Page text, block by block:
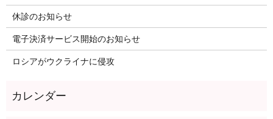
休診のお知らせ
電子決済サービス開始のお知らせ
ロシアがウクライナに侵攻